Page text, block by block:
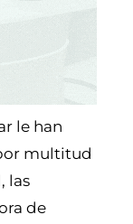
le han
multitud
las
de